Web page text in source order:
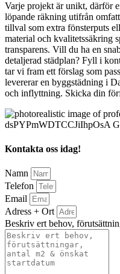
Varje projekt är unikt, därför
löpande räkning utifrån
tillval som extra fönsterputs
material och kvalitetssäkring
transparens. Vill du ha en
detaljerad städplan? Fyll i
tar vi fram ett förslag som
levererar en byggstädning i
och inflyttning. Skicka din
Kontakta oss idag!
Namn
Telefon
Email
Adress + Ort
Beskriv ert behov,